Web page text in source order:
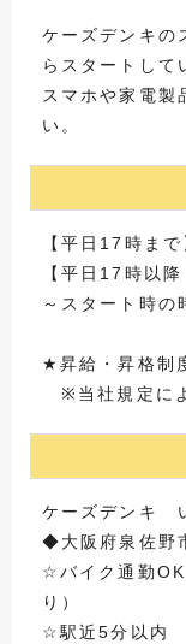
ケーズデンキの
らスタートして
スマホや家電製
い。
【平日17時ま
【平日17時以
～スタート時の
★昇給・昇格制
※当社規定に
ケーズデンキ
◆大阪府泉佐野
☆バイク通勤OK
り）
☆駅近5分以内